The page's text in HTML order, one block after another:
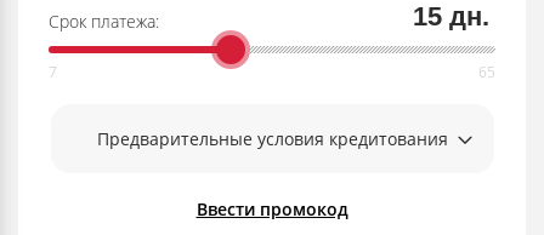
Срок платежа: 15 дн.
Предварительные условия кредитования
Ввести промокод